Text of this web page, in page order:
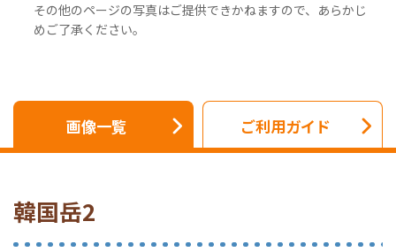
その他のページの写真はご提供できかねますので、あらかじ
めご了承ください。
画像一覧 ご利用ガイド
韓国岳2